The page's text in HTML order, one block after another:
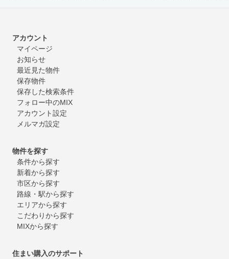
アカウント
マイページ
お知らせ
最近見た物件
保存物件
保存した検索条件
フォロー中のMIX
アカウント設定
メルマガ設定
物件を探す
条件から探す
新着から探す
市区から探す
路線・駅から探す
エリアから探す
こだわりから探す
MIXから探す
住まい購入のサポート